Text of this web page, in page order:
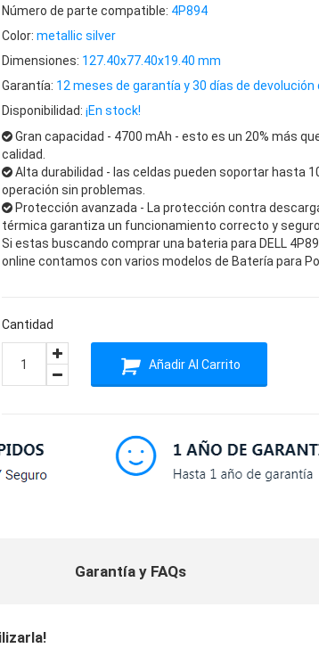
Número de parte compatible: 4P894
Color: metallic silver
Dimensiones: 127.40x77.40x19.40 mm
Garantía: 12 meses de garantía y 30 días de devolución
Disponibilidad: ¡En stock!
Gran capacidad - 4700 mAh - esto es un 20% más
calidad.
Alta durabilidad - las celdas pueden soportar hasta
operación sin problemas.
Protección avanzada - La protección contra
térmica garantiza un funcionamiento correcto y
Si estas buscando comprar una bateria para DELL
online contamos con varios modelos de Batería para
Cantidad
Añadir Al Carrito
Garantía y FAQs